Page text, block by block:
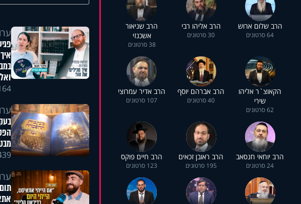
הרב שלום ארוש
64 סרטונים
הרב אליהו רבי
30 סרטונים
הרב שניאור
אשכנזי
38 סרטונים
הקאוצ`ר אליהו
שירי
62 סרטונים
הרב אברהם יוסף
40 סרטונים
הרב אדיר עמרוצי
107 סרטונים
הרב יוחאי חנסאב
24 סרטונים
הרב ראובן זכאים
195 סרטונים
הרב חיים פוקס
123 סרטונים
4164
439